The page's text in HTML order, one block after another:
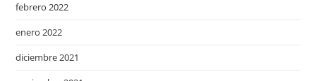
febrero 2022
enero 2022
diciembre 2021